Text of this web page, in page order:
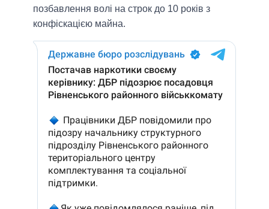
позбавлення волі на строк до 10 років з
конфіскацією майна.